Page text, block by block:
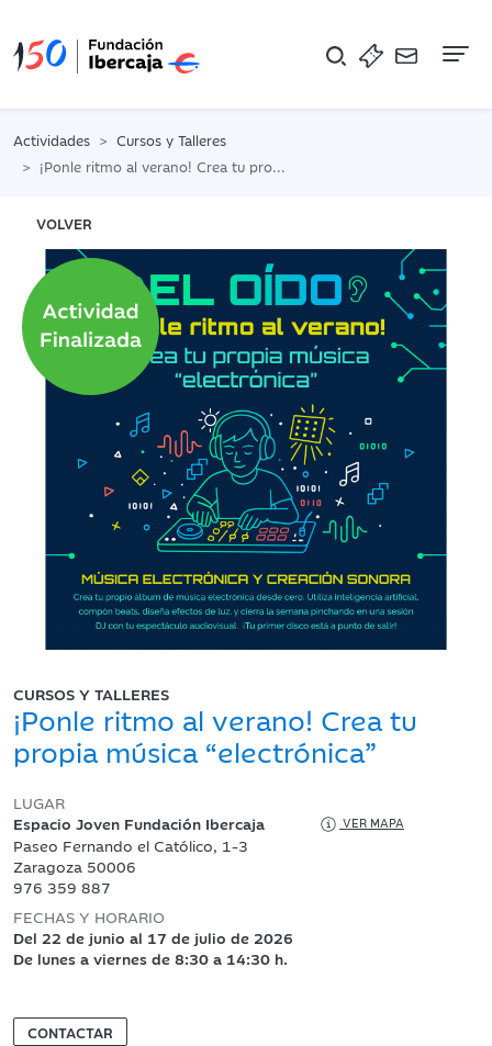
Actividades
Cursos y Talleres
¡Ponle ritmo al verano! Crea tu propia música “electrónica”
VOLVER
CURSOS Y TALLERES
¡Ponle ritmo al verano! Crea tu
propia música “electrónica”
LUGAR
Espacio Joven Fundación Ibercaja
VER MAPA
Paseo Fernando el Católico, 1-3
Zaragoza 50006
976 359 887
FECHAS Y HORARIO
Del 22 de junio al 17 de julio de 2026
De lunes a viernes de 8:30 a 14:30 h.
CONTACTAR